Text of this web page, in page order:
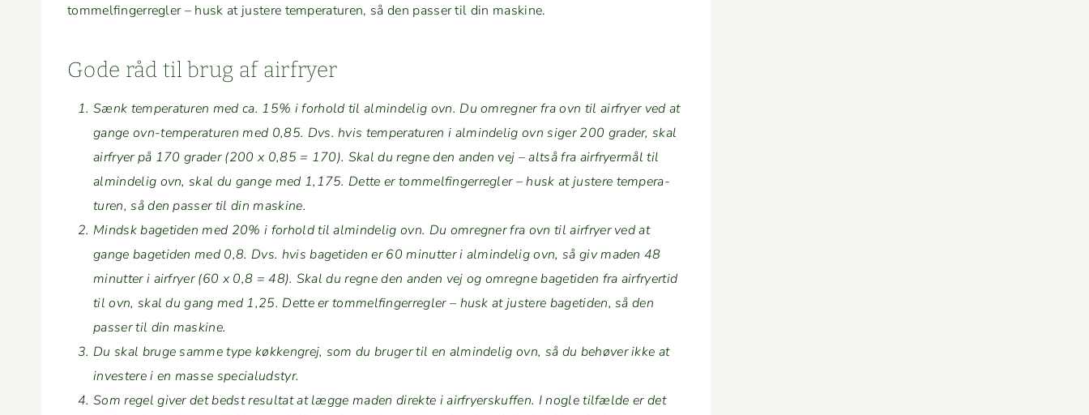
tom­melfin­ger­re­gler – husk at jus­tere tem­per­a­turen, så den pass­er til din maskine.
Gode råd til brug af airfryer
Sænk tem­per­a­turen med ca. 15% i forhold til almin­delig ovn. Du omreg­n­er fra ovn til air­fry­er ved at
gange ovn-tem­per­a­turen med 0,85. Dvs. hvis tem­per­a­turen i almin­delig ovn siger 200 grad­er, skal
air­fry­er på 170 grad­er (200 x 0,85 = 170). Skal du reg­ne den anden vej – alt­så fra air­fry­er­mål til
almin­delig ovn, skal du gange med 1,175. Dette er tom­melfin­ger­re­gler – husk at jus­tere tem­per­a­
turen, så den pass­er til din maskine.
Mind­sk bage­ti­den med 20% i forhold til almin­delig ovn. Du omreg­n­er fra ovn til air­fry­er ved at
gange bage­ti­den med 0,8. Dvs. hvis bage­ti­den er 60 min­ut­ter i almin­delig ovn, så giv maden 48
min­ut­ter i air­fry­er (60 x 0,8 = 48). Skal du reg­ne den anden vej og omreg­ne bage­ti­den fra air­fry­er­tid
til ovn, skal du gang med 1,25. Dette er tom­melfin­ger­re­gler – husk at jus­tere bage­ti­den, så den
pass­er til din maskine.
Du skal bruge samme type køkken­grej, som du bruger til en almin­delig ovn, så du behøver ikke at
investere i en masse specialudstyr.
Som regel giv­er det bedst resul­tat at lægge maden direk­te i air­fry­er­skuf­fen. I nogle til­fælde er det